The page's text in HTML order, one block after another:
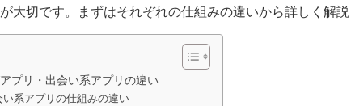
大切です。まずはそれぞれの仕組みの違いから詳しく解説
プリ・出会い系アプリの違い
系アプリの仕組みの違い